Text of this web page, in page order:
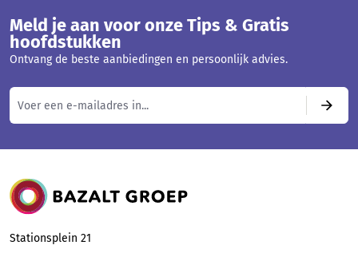
Meld je aan voor onze Tips & Gratis
hoofdstukken
Ontvang de beste aanbiedingen en persoonlijk advies.
Bazalt Groep
Stationsplein 21